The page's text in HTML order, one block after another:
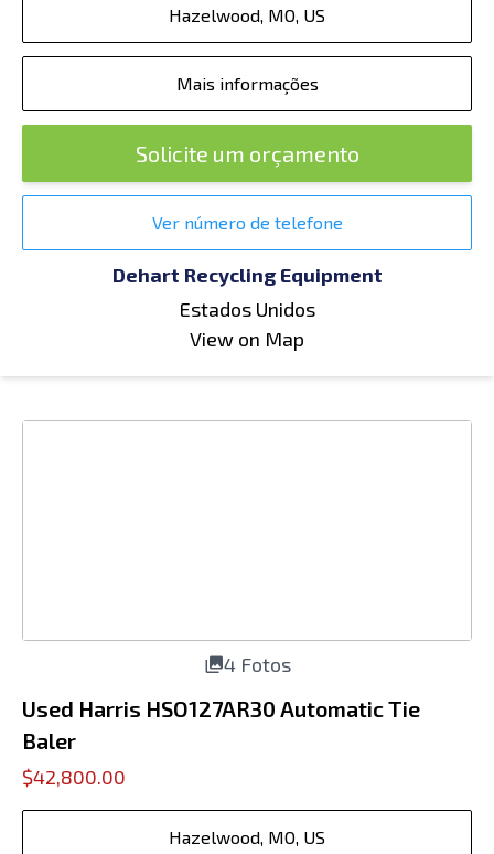
Hazelwood, MO, US
Mais informações
Solicite um orçamento
Ver número de telefone
Dehart Recycling Equipment
Estados Unidos
View on Map
4 Fotos
Used Harris HSO127AR30 Automatic Tie
Baler
$42,800.00
Hazelwood, MO, US